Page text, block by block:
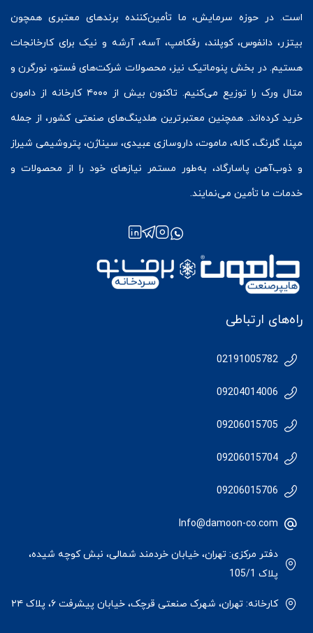
است. در حوزه سرمایش، ما تأمین‌کننده برندهای معتبری همچون
بیتزر، دانفوس،کوپلند، رفکامپ، آسه، آرشه و نیک برای کارخانجات
هستیم. در بخش پنوماتیک نیز، محصولات شرکت‌های فستو، نورگرن و
متال ورک
را توزیع می‌کنیم. تاکنون بیش از ۴۰۰۰ کارخانه از دامون
خرید کرده‌اند. همچنین معتبرترین هلدینگ‌های صنعتی کشور، از جمله
مپنا، گلرنگ، کاله، ماموت، داروسازی عبیدی، سیناژن، پتروشیمی شیراز
و ذوب‌آهن پاسارگاد، به‌طور مستمر نیازهای خود را از محصولات و
خدمات ما تأمین می‌نمایند.
راه‌های ارتباطی
02191005782
09204014006
09206015705
09206015704
09206015706
Info@damoon-co.com
دفتر مرکزی: تهران، خیابان خردمند شمالی، نبش کوچه شیده،
پلاک 105/1
کارخانه: تهران، شهرک صنعتی قرچک، خیابان پیشرفت ۶، پلاک ۲۴